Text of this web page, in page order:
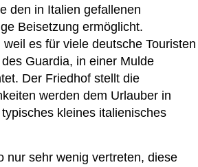
den in Italien gefallenen
Beisetzung ermöglicht.
es für viele deutsche Touristen
Guardia, in einer Mulde
Der Friedhof stellt die
werden dem Urlauber in
kleines italienisches
nur sehr wenig vertreten, diese